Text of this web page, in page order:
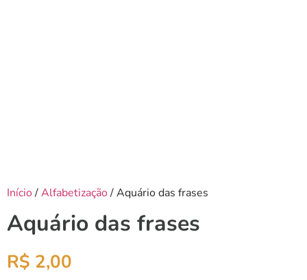
Início/Alfabetização/ Aquário das frases
Aquário das frases
R$ 2,00